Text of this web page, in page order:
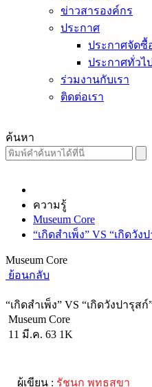
ข่าวสารองค์กร
ประกาศ
ประกาศจัดซื้
ประกาศทั่วไป
ร่วมงานกับเรา
ติดต่อเรา
ค้นหา
ความรู้
Museum Core
“เกิดสำเพ็ง” VS “เกิดวั
Museum Core
ย้อนกลับ
“เกิดสำเพ็ง” VS “เกิดวังปารุ
Museum Core
11 มี.ค. 63 1K